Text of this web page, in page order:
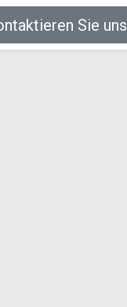
Sie uns